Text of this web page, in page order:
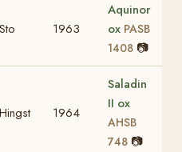
Sto 1963
Aquinor
ox PASB
1408 📷
Hingst 1964
Saladin
II ox
AHSB
748 📷